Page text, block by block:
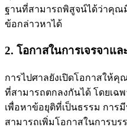
ฐานที่สามารถพิสูจน์ได้ว่าคุณ
ข้อกล่าวหาได้
2. โอกาสในการเจรจาแ
การไปศาลยังเปิดโอกาสให้
ที่สามารถตกลงกันได้ โดยเฉ
เพื่อหาข้อยุติที่เป็นธรรม การ
สามารถเพิ่มโอกาสในการบร